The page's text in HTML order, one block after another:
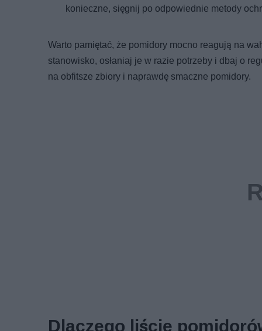
konieczne, sięgnij po odpowiednie metody
Warto pamiętać, że pomidory mocno reagują na
stanowisko, osłaniaj je w razie potrzeby i dbaj o
na obfitsze zbiory i naprawdę smaczne pomidory.
Dlaczego liście